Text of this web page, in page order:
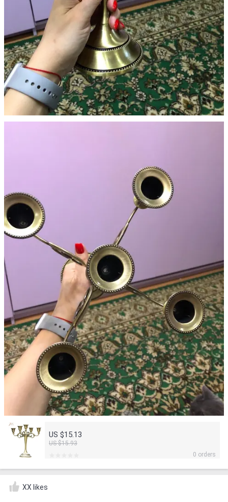
US $15.13
US $15.93
0 orders
XX likes